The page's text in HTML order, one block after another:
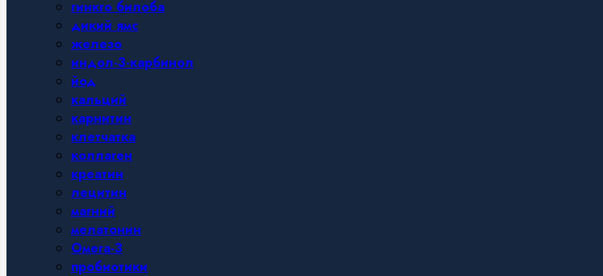
гинкго билоба
дикий ямс
железо
индол-3-карбинол
йод
кальций
карнитин
клетчатка
коллаген
креатин
лецитин
магний
мелатонин
Омега-3
пробиотики